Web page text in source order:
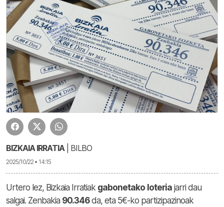
BIZKAIA IRRATIA| BILBO
2025/10/22 • 14:15
Urtero lez, Bizkaia Irratiak gabonetako loteria jarri dau
salgai. Zenbakia 90.346da, eta 5€-ko partizipazinoak